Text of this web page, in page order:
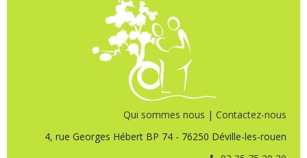
Qui sommes nous | Contactez-nous
4, rue Georges Hébert BP 74 - 76250 Déville-les-rouen